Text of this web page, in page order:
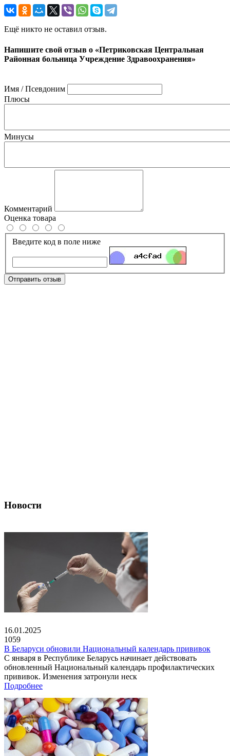
Ещё никто не оставил отзыв.
Напишите свой отзыв о «Петриковская Центральная
Районная больница Учреждение Здравоохранения»
Имя / Псевдоним
Плюсы
Минусы
Комментарий
Оценка товара
Введите код в поле ниже
Отправить отзыв
Новости
16.01.2025
1059
В Беларуси обновили Национальный календарь прививок
С января в Республике Беларусь начинает действовать
обновленный Национальный календарь профилактических
прививок. Изменения затронули неск
Подробнее